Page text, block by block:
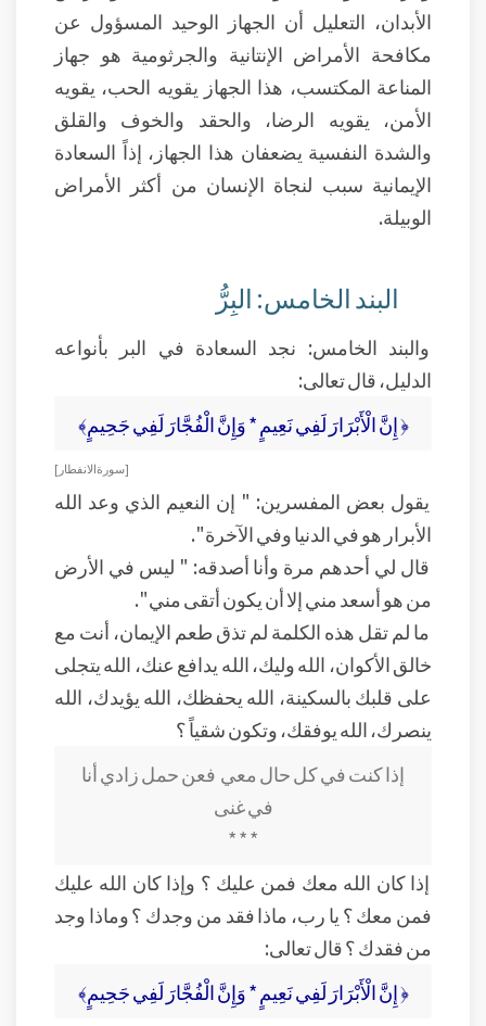
الأبدان، التعليل أن الجهاز الوحيد المسؤول عن
مكافحة الأمراض الإنتانية والجرثومية هو جهاز
المناعة المكتسب، هذا الجهاز يقويه الحب، يقويه
الأمن، يقويه الرضا، والحقد والخوف والقلق
والشدة النفسية يضعفان هذا الجهاز، إذاً السعادة
الإيمانية سبب لنجاة الإنسان من أكثر الأمراض
الوبيلة.
البند الخامس: البِرُّ
والبند الخامس: نجد السعادة في البر بأنواعه
الدليل، قال تعالى:
﴿ إِنَّ الْأَبْرَارَ لَفِي نَعِيمٍ * وَإِنَّ الْفُجَّارَ لَفِي جَحِيمٍ﴾
[ سورة الانفطار]
يقول بعض المفسرين: " إن النعيم الذي وعد الله
الأبرار هو في الدنيا وفي الآخرة ".
قال لي أحدهم مرة وأنا أصدقه: " ليس في الأرض
من هو أسعد مني إلا أن يكون أتقى مني ".
ما لم تقل هذه الكلمة لم تذق طعم الإيمان، أنت مع
خالق الأكوان، الله وليك، الله يدافع عنك، الله يتجلى
على قلبك بالسكينة، الله يحفظك، الله يؤيدك، الله
ينصرك، الله يوفقك، وتكون شقياً ؟
إذا كنت في كل حال معي فعن حمل زادي أنا
في غنى
* * *
إذا كان الله معك فمن عليك ؟ وإذا كان الله عليك
فمن معك ؟ يا رب، ماذا فقد من وجدك ؟ وماذا وجد
من فقدك ؟ قال تعالى:
﴿ إِنَّ الْأَبْرَارَ لَفِي نَعِيمٍ * وَإِنَّ الْفُجَّارَ لَفِي جَحِيمٍ﴾